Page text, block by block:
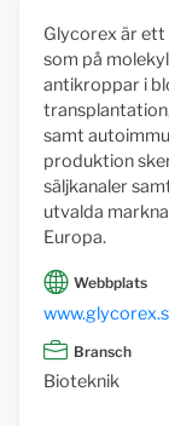
Glycorex är
som på
antikroppar i
samt
produktion
säljkanaler
utvalda
Europa.
Webbplats
Bransch
Bioteknik